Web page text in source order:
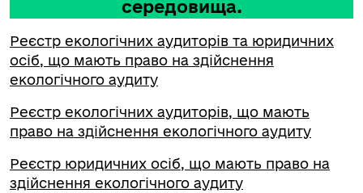
середовища.
Реєстр екологічних аудиторів та юридичних
осіб, що мають право на здійснення
екологічного аудиту
Реєстр екологічних аудиторів, що мають
право на здійснення екологічного аудиту
Реєстр юридичних осіб, що мають право на
здійснення екологічного аудиту